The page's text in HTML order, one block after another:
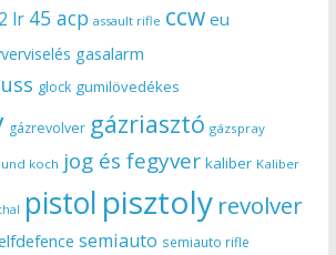
lr 45 acp assault rifle ccw eu
gasalarm
glock gumilövedékes
gázrevolver gázriasztó gázspray
koch jog és fegyver kaliber Kaliber
pistol pisztoly revolver
semiauto semiauto rifle